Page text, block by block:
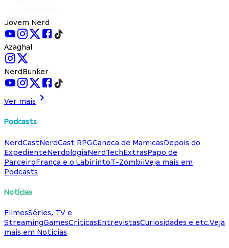
Jovem Nerd
Azaghal
NerdBunker
Ver mais
Podcasts
NerdCastNerdCast RPGCaneca de MamicasDepois do
ExpedienteNerdologiaNerdTechExtrasPapo de
ParceiroFrança e o LabirintoT-ZombiiVeja mais em
Podcasts
Notícias
FilmesSéries, TV e
StreamingGamesCríticasEntrevistasCuriosidades e etc.Veja
mais em Notícias